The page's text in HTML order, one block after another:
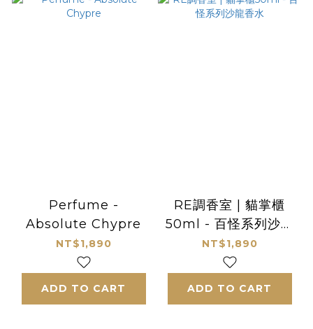
Perfume -
Absolute Chypre
NT$1,890
ADD TO CART
RE調香室 | 貓掌櫃
50ml - 百怪系列沙龍
香水
NT$1,890
ADD TO CART